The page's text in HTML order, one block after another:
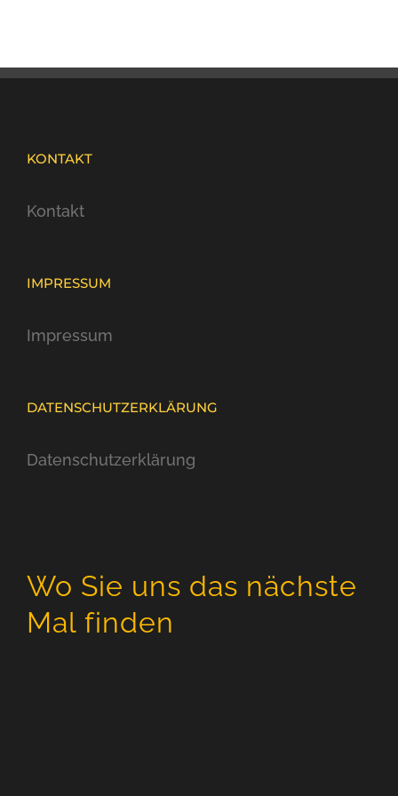
KONTAKT
Kontakt
IMPRESSUM
Impressum
DATENSCHUTZERKLÄRUNG
Datenschutzerklärung
Wo Sie uns das nächste
Mal finden